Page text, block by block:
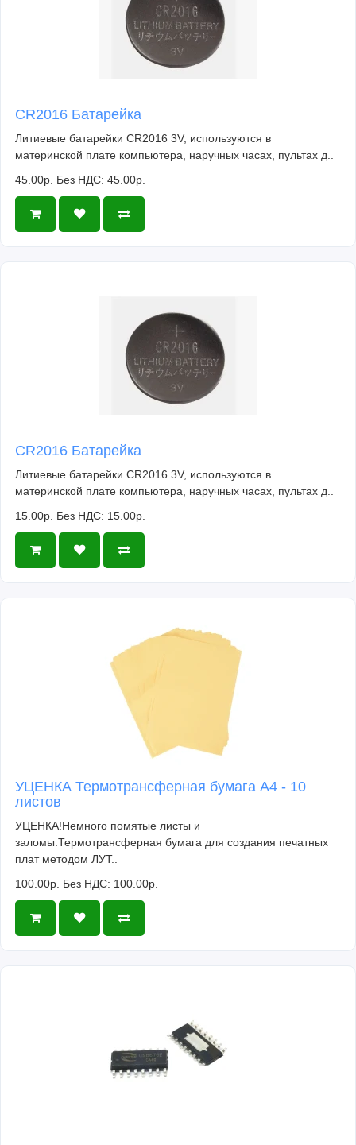
CR2016 Батарейка
Литиевые батарейки CR2016 3V, используются в
материнской плате компьютера, наручных часах, пультах д..
45.00р. Без НДС: 45.00р.
CR2016 Батарейка
Литиевые батарейки CR2016 3V, используются в
материнской плате компьютера, наручных часах, пультах д..
15.00р. Без НДС: 15.00р.
УЦЕНКА Термотрансферная бумага А4 - 10
листов
УЦЕНКА!Немного помятые листы и
заломы.Термотрансферная бумага для создания печатных
плат методом ЛУТ..
100.00р. Без НДС: 100.00р.